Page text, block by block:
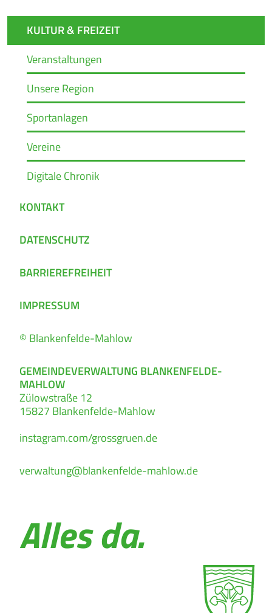
KULTUR & FREIZEIT
Veranstaltungen
Unsere Region
Sportanlagen
Vereine
Digitale Chronik
KONTAKT
DATENSCHUTZ
BARRIEREFREIHEIT
IMPRESSUM
© Blankenfelde-Mahlow
GEMEINDEVERWALTUNG BLANKENFELDE-
MAHLOW
Zülowstraße 12
15827 Blankenfelde-Mahlow
instagram.com/grossgruen.de
verwaltung@blankenfelde-mahlow.de
Alles da.